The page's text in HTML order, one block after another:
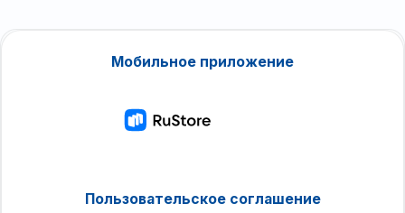
Мобильное приложение
Пользовательское соглашение